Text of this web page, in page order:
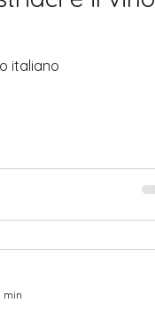
italiano
min